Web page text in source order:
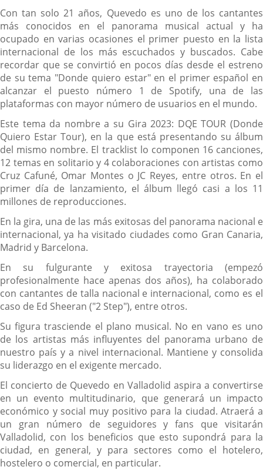
Con tan solo 21 años, Quevedo es uno de los cantantes
más conocidos en el panorama musical actual y ha
ocupado en varias ocasiones el primer puesto en la lista
internacional de los más escuchados y buscados. Cabe
recordar que se convirtió en pocos días desde el estreno
de su tema "Donde quiero estar" en el primer español en
alcanzar el puesto número 1 de Spotify, una de las
plataformas con mayor número de usuarios en el mundo.
Este tema da nombre a su Gira 2023: DQE TOUR (Donde
Quiero Estar Tour), en la que está presentando su álbum
del mismo nombre. El tracklist lo componen 16 canciones,
12 temas en solitario y 4 colaboraciones con artistas como
Cruz Cafuné, Omar Montes o JC Reyes, entre otros. En el
primer día de lanzamiento, el álbum llegó casi a los 11
millones de reproducciones.
En la gira, una de las más exitosas del panorama nacional e
internacional, ya ha visitado ciudades como Gran Canaria,
Madrid y Barcelona.
En su fulgurante y exitosa trayectoria (empezó
profesionalmente hace apenas dos años), ha colaborado
con cantantes de talla nacional e internacional, como es el
caso de Ed Sheeran ("2 Step"), entre otros.
Su figura trasciende el plano musical. No en vano es uno
de los artistas más influyentes del panorama urbano de
nuestro país y a nivel internacional. Mantiene y consolida
su liderazgo en el exigente mercado.
El concierto de Quevedo en Valladolid aspira a convertirse
en un evento multitudinario, que generará un impacto
económico y social muy positivo para la ciudad. Atraerá a
un gran número de seguidores y fans que visitarán
Valladolid, con los beneficios que esto supondrá para la
ciudad, en general, y para sectores como el hotelero,
hostelero o comercial, en particular.